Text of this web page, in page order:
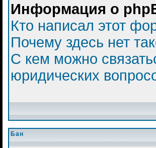
Информация о
Кто написал этот
Почему здесь нет
С кем можно
юридических
Бан